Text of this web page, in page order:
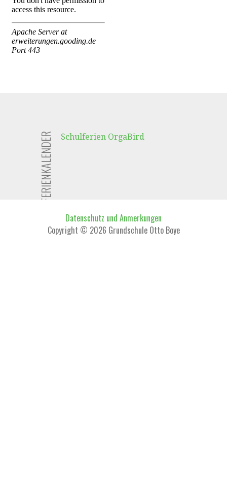
FERIENKALENDER Schulferien OrgaBird
Datenschutz und Anmerkungen
Copyright © 2026 Grundschule Otto Boye